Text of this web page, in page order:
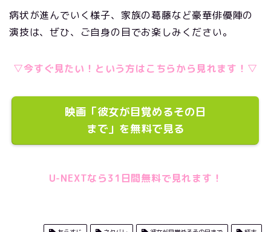
病状が進んでいく様子、家族の葛藤など豪華俳優陣の
演技は、ぜひ、ご自身の目でお楽しみください。
▽今すぐ見たい！という方はこちらから見れます！▽
映画「彼女が目覚めるその日
まで」を無料で見る
U-NEXTなら31日間無料で見れます！